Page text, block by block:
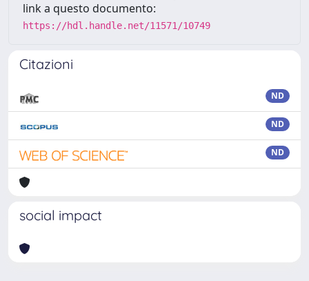
link a questo documento:
https://hdl.handle.net/11571/10749
Citazioni
ND
ND
ND
social impact